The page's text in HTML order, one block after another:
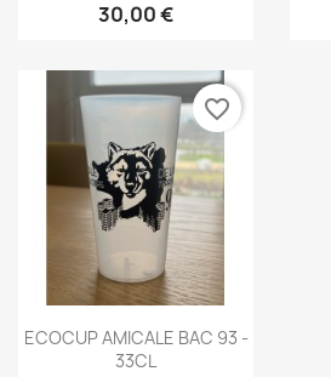
30,00 €
 Aperçu rapide
ECOCUP AMICALE BAC 93 -
33CL
favorite_border